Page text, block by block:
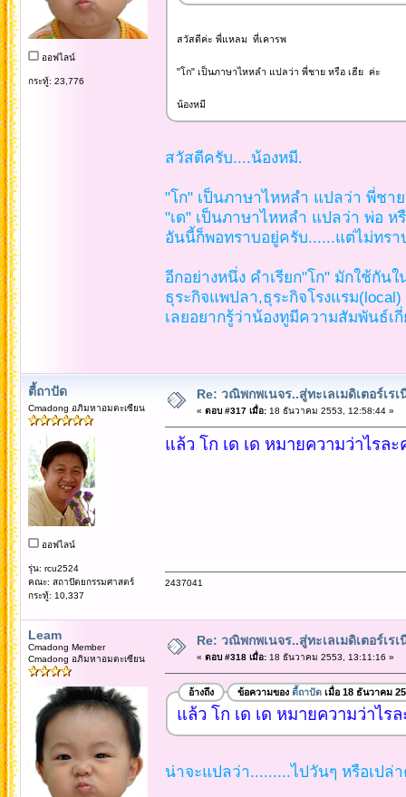
ออฟไลน์
กระทู้: 23,776
สวัสดีค่ะ พี่แหลม ที่เคารพ
"โก" เป็นภาษาไหหลำ แปลว่า พี่ชาย หรือ เฮีย ค่ะ
น้องหมี
สวัสดีครับ....น้องหมี.
"โก" เป็นภาษาไหหลำ แปลว่า พี่ชา
"เด" เป็นภาษาไหหลำ แปลว่า พ่อ ห
อันนี้ก็พอทราบอยู่ครับ......แต่ไม่ทรา
อีกอย่างหนึ่ง คำเรียก"โก" มักใช้กันใ
ธุระกิจแพปลา,ธุระกิจโรงแรม
เลยอยากรู้ว่าน้องทูมีความสัมพันธ์เ
ตี้ถาปัด
Cmadong อภิมหาอมตะเซียน
ออฟไลน์
รุ่น: rcu2524
คณะ: สถาปัตยกรรมศาสตร์
กระทู้: 10,337
Re: วณิพกพเนจร..สู่ทะเลเมดิเตอร์เร
« ตอบ #317 เมื่อ:18 ธันวาคม 2553, 12:58:44 »
แล้ว โก เด เด หมายความว่าไรละ
2437041
Leam
Cmadong Member
Cmadong อภิมหาอมตะเซียน
Re: วณิพกพเนจร..สู่ทะเลเมดิเตอร์เร
« ตอบ #318 เมื่อ:18 ธันวาคม 2553, 13:11:16 »
อ้างถึง ข้อความของ ตี้ถาปัดเมื่อ 18 ธันวาคม
แล้ว โก เด เด หมายความว่าไร
น่าจะแปลว่า.........ไปวันๆ หรือเปล่